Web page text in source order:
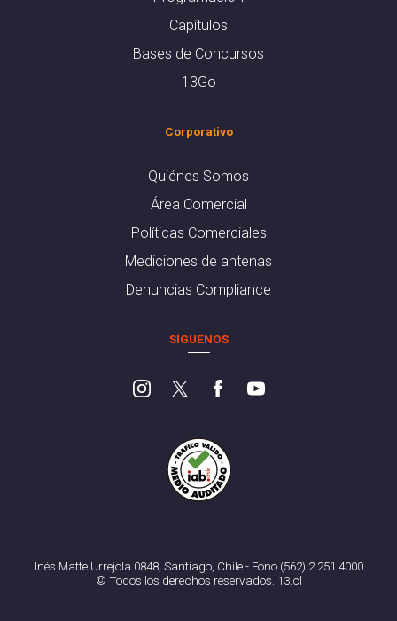
Capítulos
Bases de Concursos
13Go
Corporativo
Quiénes Somos
Área Comercial
Políticas Comerciales
Mediciones de antenas
Denuncias Compliance
SÍGUENOS
Inés Matte Urrejola 0848, Santiago, Chile - Fono (562) 2 251 4000
© Todos los derechos reservados. 13.cl